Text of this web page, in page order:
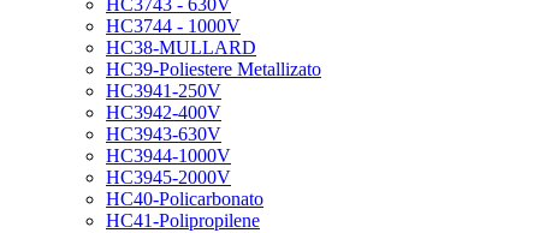
HC3743 - 630V
HC3744 - 1000V
HC38-MULLARD
HC39-Poliestere Metallizato
HC3941-250V
HC3942-400V
HC3943-630V
HC3944-1000V
HC3945-2000V
HC40-Policarbonato
HC41-Polipropilene